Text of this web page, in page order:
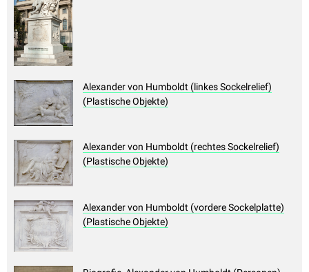
Alexander von Humboldt (linkes Sockelrelief)
(Plastische Objekte)
Alexander von Humboldt (rechtes Sockelrelief)
(Plastische Objekte)
Alexander von Humboldt (vordere Sockelplatte)
(Plastische Objekte)